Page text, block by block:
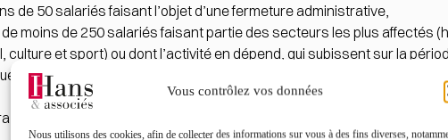
Vous contrôlez vos données
Nous utilisons des cookies, afin de collecter des informations sur vous à des fins diverses,
de 50 salariés faisant l’objet d’une fermeture administrative,
moins de 250 salariés faisant partie des secteurs les plus affectés
culture et sport) ou dont l’activité en dépend, qui subissent sur la
soit leur lieu d'implantation géographique.
également aux travailleurs indépendants concernés.